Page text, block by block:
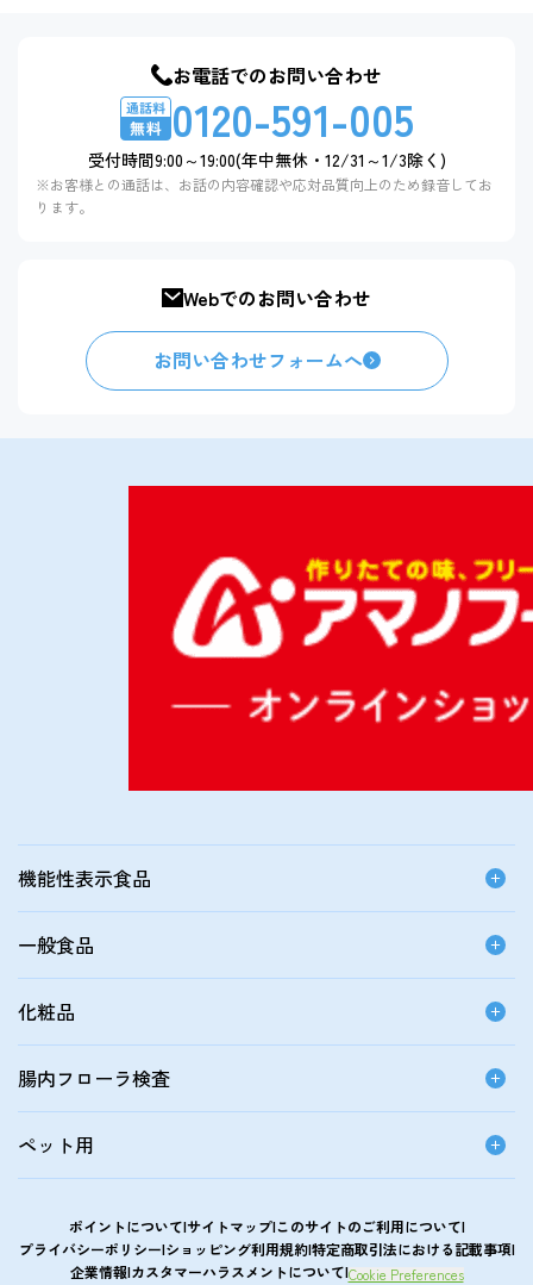
お電話でのお問い合わせ
0120-591-005
受付時間9:00～19:00(年中無休・12/31～1/3除く)
※お客様との通話は、お話の内容確認や応対品質向上のため録音してお
ります。
Webでのお問い合わせ
お問い合わせフォームへ
機能性表示食品
一般食品
化粧品
腸内フローラ検査
ペット用
ポイントについて サイトマップこのサイトのご利用について
プライバシーポリシー ショッピング利用規約特定商取引法における記載事項
企業情報カスタマーハラスメントについて Cookie Preferences